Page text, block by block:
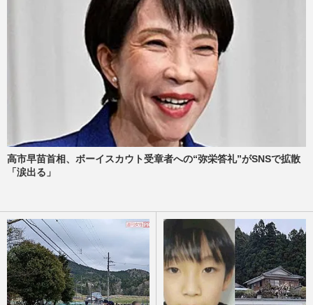
高市早苗首相、ボーイスカウト受章者への“弥栄答礼”がSNSで拡散
「涙出る」